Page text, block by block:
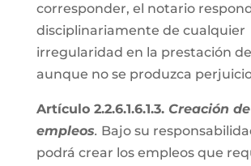
corresponder, el notario
disciplinariamente de cualquier
irregularidad en la prestación
aunque no se produzca
Artículo 2.2.6.1.6.1.3. Creación de
empleos. Bajo su
podrá crear los empleos que